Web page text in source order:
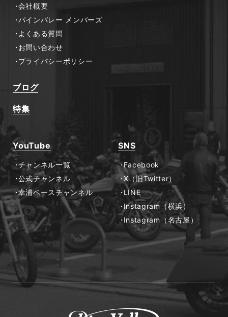
会社概要
パインバレー メンバーズ
よくある質問
お問い合わせ
プライバシーポリシー
ブログ
特集
YouTube
チャンネル一覧
公式チャンネル
幸浦ベースチャンネル
SNS
Facebook
X（旧Twitter）
LINE
Instagram（横浜）
Instagram（名古屋）